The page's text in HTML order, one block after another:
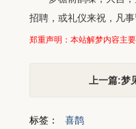
招聘，或礼仪来祝，凡事
郑重声明：本站解梦内容主
上一篇:梦
标签： 喜鹊